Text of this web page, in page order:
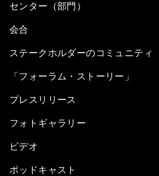
センター（部門）
会合
ステークホルダーのコミュニティ
「フォーラム・ストーリー」
プレスリリース
フォトギャラリー
ビデオ
ポッドキャスト